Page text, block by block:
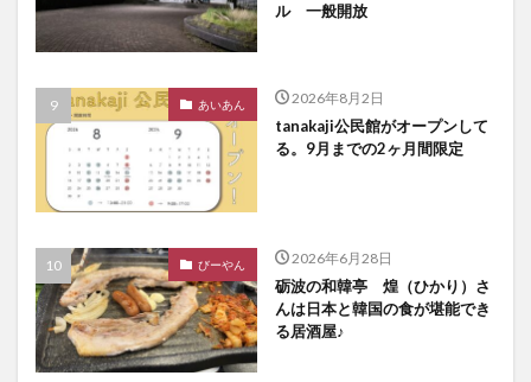
ル 一般開放
あいあん 2026年8月2日
tanakaji公民館がオープンして
る。9月までの2ヶ月間限定
びーやん 2026年6月28日
砺波の和韓亭 煌（ひかり）さ
んは日本と韓国の食が堪能でき
る居酒屋♪